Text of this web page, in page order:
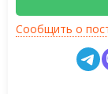
Сообщить о